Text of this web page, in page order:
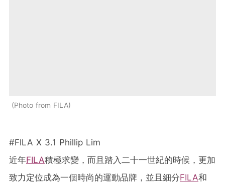
Photo from FILA
#FILA X 3.1 Phillip Lim
近年FILA積極求變，而且踏入二十一世紀的時候，更加
致力定位成為一個時尚的運動品牌，並且細分FILA和